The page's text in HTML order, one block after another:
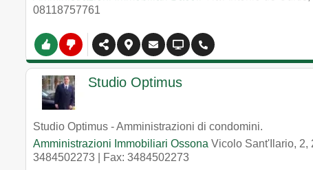
08118757761
Studio Optimus
Studio Optimus - Amministrazioni di condomini.
Amministrazioni Immobiliari Ossona Vicolo Sant'Ilario, 2,
3484502273 | Fax: 3484502273